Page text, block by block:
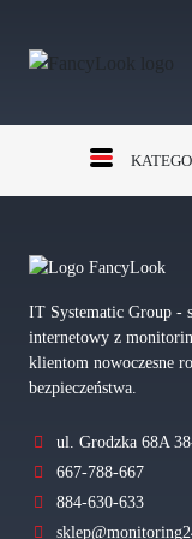
IT Systematic Group -
internetowy z
klientom nowoczesne
bezpieczeństwa.
ul. Grodzka 68A
667-788-667
884-630-633